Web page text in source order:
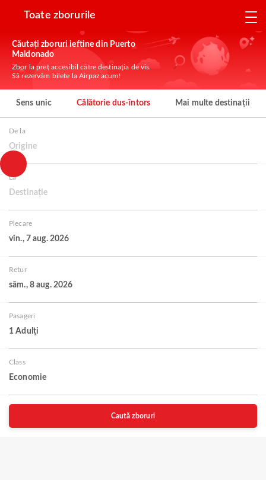
Toate zborurile
Căutați zboruri ieftine din Puerto
Maldonado
Zbor la preț accesibil către destinația de vis.
Să rezervăm bilete la Airpaz acum!
Sens unic Călătorie dus-întors Mai multe destinații
De la
Origine
La
Destinație
Plecare
vin., 7 aug. 2026
Retur
sâm., 8 aug. 2026
Pasageri
1 Adulți
Class
Economie
Caută zboruri